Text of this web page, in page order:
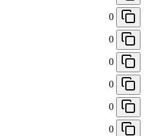
0
0
0
0
0
0